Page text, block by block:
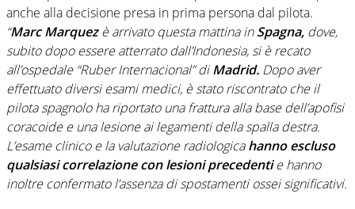
anche alla decisione presa in prima persona dal pilota.
“Marc Marquezè arrivato questa mattina inSpagna, dove,
subito dopo essere atterrato dall’Indonesia, si è recato
all’ospedale “Ruber Internacional” diMadrid. Dopo aver
effettuato diversi esami medici, è stato riscontrato che il
pilota spagnolo ha riportato una frattura alla base dell’apofisi
coracoide e una lesione ai legamenti della spalla destra.
L’esame clinico e la valutazione radiologicahanno escluso
qualsiasi correlazione con lesioni precedentie hanno
inoltre confermato l’assenza di spostamenti ossei significativi.